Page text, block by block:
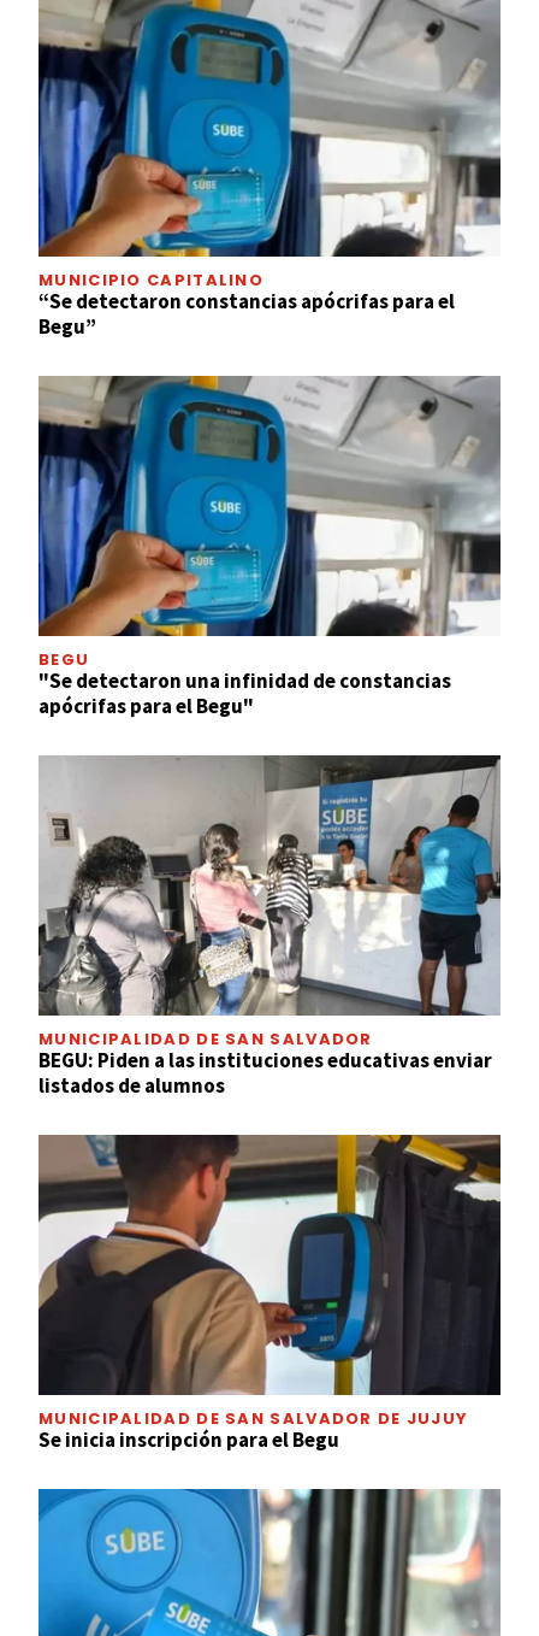
MUNICIPIO CAPITALINO
“Se detectaron constancias apócrifas para el
Begu”
BEGU
"Se detectaron una infinidad de constancias
apócrifas para el Begu"
MUNICIPALIDAD DE SAN SALVADOR
BEGU: Piden a las instituciones educativas enviar
listados de alumnos
MUNICIPALIDAD DE SAN SALVADOR DE JUJUY
Se inicia inscripción para el Begu